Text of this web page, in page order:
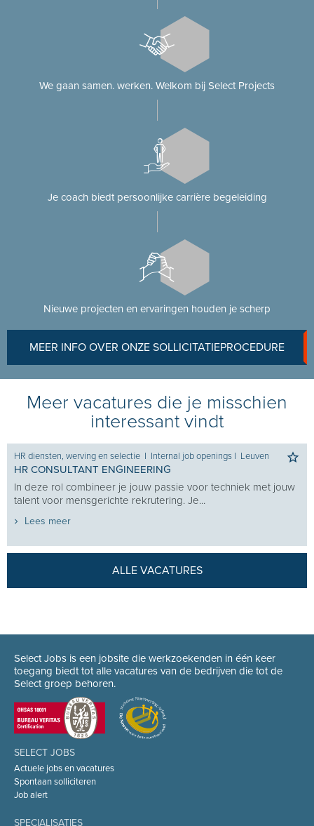
We gaan samen. werken. Welkom bij Select Projects
Je coach biedt persoonlijke carrière begeleiding
Nieuwe projecten en ervaringen houden je scherp
MEER INFO OVER ONZE SOLLICITATIEPROCEDURE
Meer vacatures die je misschien
interessant vindt
HR diensten, werving en selectie I Internal job openings I Leuven
HR CONSULTANT ENGINEERING
In deze rol combineer je jouw passie voor techniek met jouw
talent voor mensgerichte rekrutering. Je...
Lees meer
ALLE VACATURES
Select Jobs is een jobsite die werkzoekenden in één keer
toegang biedt tot alle vacatures van de bedrijven die tot de
Select groep behoren.
SELECT JOBS
Actuele jobs en vacatures
Spontaan solliciteren
Job alert
SPECIALISATIES